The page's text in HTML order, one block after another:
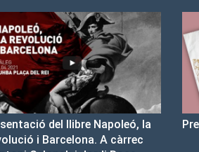
Presentació del Club Victòria